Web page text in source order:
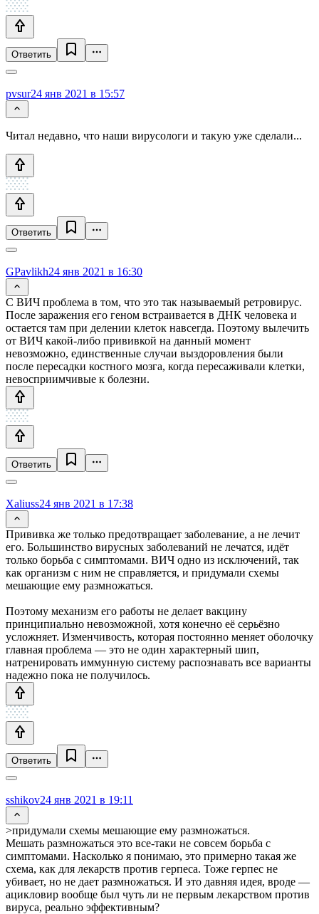
Ответить
pvsur24 янв 2021 в 15:57
Читал недавно, что наши вирусологи и такую уже сделали...
Ответить
GPavlikh24 янв 2021 в 16:30
С ВИЧ проблема в том, что это так называемый ретровирус.
После заражения его геном встраивается в ДНК человека и
остается там при делении клеток навсегда. Поэтому вылечить
от ВИЧ какой-либо прививкой на данный момент
невозможно, единственные случаи выздоровления были
после пересадки костного мозга, когда пересаживали клетки,
невосприимчивые к болезни.
Ответить
Xaliuss24 янв 2021 в 17:38
Прививка же только предотвращает заболевание, а не лечит
его. Большинство вирусных заболеваний не лечатся, идёт
только борьба с симптомами. ВИЧ одно из исключений, так
как организм с ним не справляется, и придумали схемы
мешающие ему размножаться.
Поэтому механизм его работы не делает вакцину
принципиально невозможной, хотя конечно её серьёзно
усложняет. Изменчивость, которая постоянно меняет оболочку
главная проблема — это не один характерный шип,
натренировать иммунную систему распознавать все варианты
надежно пока не получилось.
Ответить
sshikov24 янв 2021 в 19:11
>придумали схемы мешающие ему размножаться.
Мешать размножаться это все-таки не совсем борьба с
симптомами. Насколько я понимаю, это примерно такая же
схема, как для лекарств против герпеса. Тоже герпес не
убивает, но не дает размножаться. И это давняя идея, вроде —
ацикловир вообще был чуть ли не первым лекарством против
вируса, реально эффективным?